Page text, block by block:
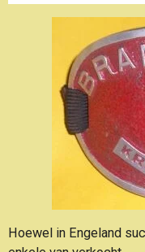
Hoewel in Engeland